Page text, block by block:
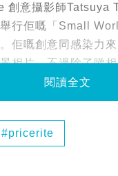
創意攝影師Tatsuya
行佢嘅「Small
佢嘅創意同感染力
相片。不過除了睇
情景模型畀各位粉絲
閱讀全文
pricerite